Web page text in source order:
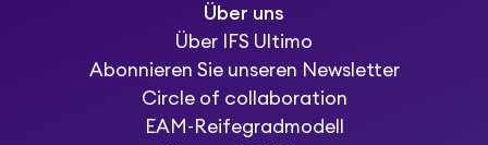
Über uns
Über IFS Ultimo
Abonnieren Sie unseren Newsletter
Circle of collaboration
EAM-Reifegradmodell